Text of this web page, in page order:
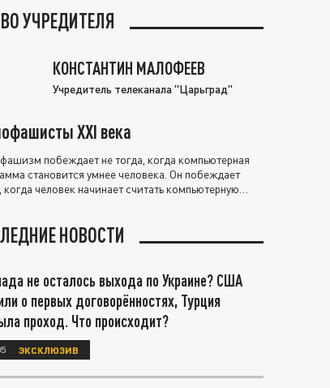
УЧРЕДИТЕЛЯ
КОНСТАНТИН МАЛОФЕЕВ
Учредитель телеканала "Царьград"
XXI века
побеждает не тогда, когда компьютерная
становится умнее человека. Он побеждает
когда человек начинает считать компьютерную
НОВОСТИ
не осталось выхода по Украине? США
о первых договорённостях, Турция
проход. Что происходит?
ЭКСКЛЮЗИВ